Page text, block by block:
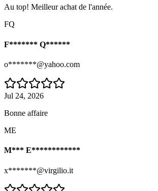
Au top! Meilleur achat de l'année.
FQ
F******* Q******
o*******@yahoo.com
Jul 24, 2026
Bonne affaire
ME
M*** E************
x*******@virgilio.it